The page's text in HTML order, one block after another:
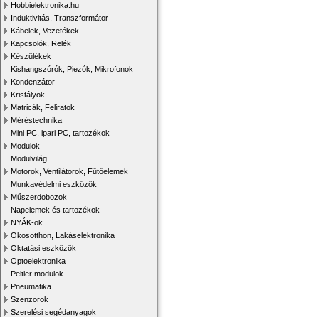
Hobbielektronika.hu
Induktivitás, Transzformátor
Kábelek, Vezetékek
Kapcsolók, Relék
Készülékek
Kishangszórók, Piezók, Mikrofonok
Kondenzátor
Kristályok
Matricák, Feliratok
Méréstechnika
Mini PC, ipari PC, tartozékok
Modulok
Modulvilág
Motorok, Ventilátorok, Fűtőelemek
Munkavédelmi eszközök
Műszerdobozok
Napelemek és tartozékok
NYÁK-ok
Okosotthon, Lakáselektronika
Oktatási eszközök
Optoelektronika
Peltier modulok
Pneumatika
Szenzorok
Szerelési segédanyagok